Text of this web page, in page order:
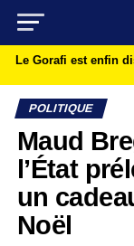
Le Gorafi est enfin
POLITIQUE
Maud
l’État
un
Noël